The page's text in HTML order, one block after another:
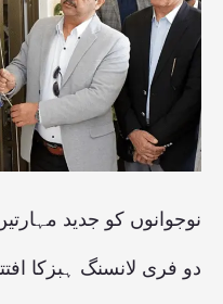
نوجوانوں کو جدید
دو فری لانسنگ ہبزکا
مہارتیں
سکھانے
کامشن،میرپور
میں
دو
ہبزکا